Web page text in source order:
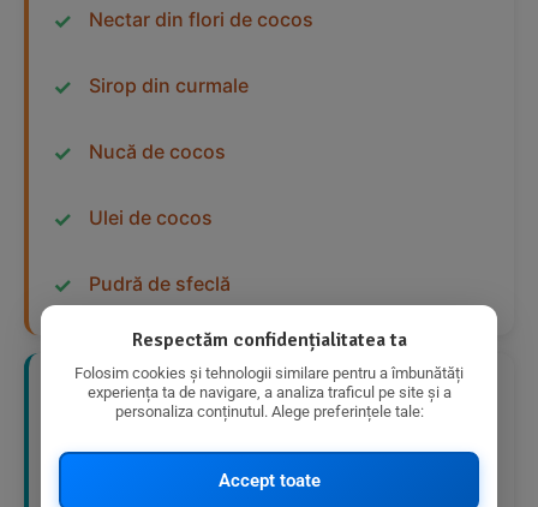
Nectar din flori de cocos
Sirop din curmale
Nucă de cocos
Ulei de cocos
Pudră de sfeclă
📋 Mod de Utilizare Recomandat
Se poate consuma ca gustare între mese sau ca
desert după mesele principale.
Respectăm confidențialitatea ta
Folosim cookies și tehnologii similare pentru a îmbunătăți
experiența ta de navigare, a analiza traficul pe site și a
personaliza conținutul. Alege preferințele tale:
Accept toate